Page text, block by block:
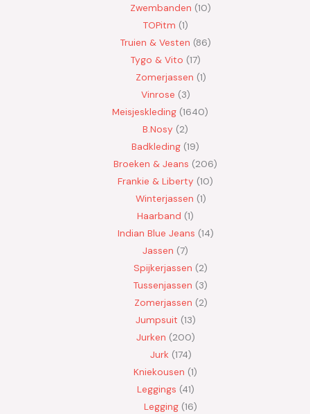
Zwembanden 10
TOPitm 1
Truien & Vesten 86
Tygo & Vito 17
Zomerjassen 1
Vinrose 3
Meisjeskleding 1640
B.Nosy
2
Badkleding 19
Broeken & Jeans
206
Frankie & Liberty 10
Winterjassen 1
Haarband 1
Indian Blue Jeans 14
Jassen 7
Spijkerjassen
2
Tussenjassen
3
Zomerjassen 2
Jumpsuit 13
Jurken 200
Jurk 174
Kniekousen 1
Leggings 41
Legging 16